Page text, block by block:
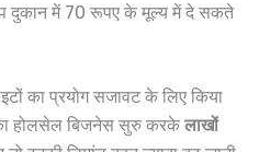
दुकान में 70 रूपए के मूल्य में दे सकते
का प्रयोग सजावट के लिए किया
होलसेल बिजनेस सुरु करके लाखों